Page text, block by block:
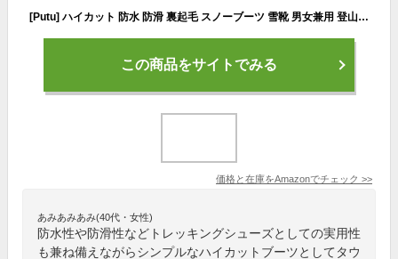
[Putu] ハイカット 防水 防滑 裏起毛 スノーブーツ 雪靴 男女兼用 登山靴 耐磨耗 衝撃吸収 防寒ブーツ アウトドア ハイキングブーツ 24.0 cm
この商品をサイトでみる
価格と在庫をAmazonでチェック >>
あみあみあみ(40代・女性)
防水性や防滑性などトレッキングシューズとしての実用性
も兼ね備えながらシンプルなハイカットブーツとしてタウ